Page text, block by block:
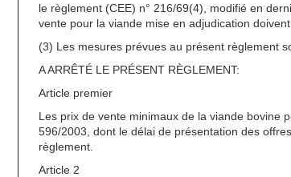
le règlement (CEE) n° 216/69(4), modifié en
vente pour la viande mise en adjudication
(3) Les mesures prévues au présent règlement
A ARRÊTÉ LE PRÉSENT RÈGLEMENT:
Article premier
Les prix de vente minimaux de la viande bovine
596/2003, dont le délai de présentation des
règlement.
Article 2